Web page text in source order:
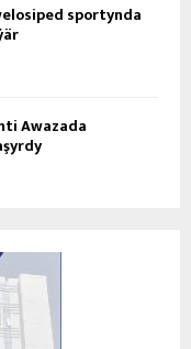
sportynda
Awazada